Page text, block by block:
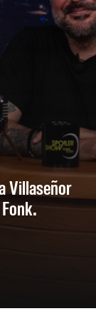
Villaseñor